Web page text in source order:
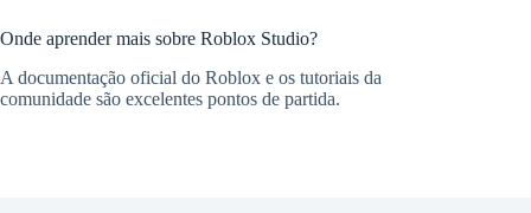
Onde aprender mais sobre Roblox Studio?
A documentação oficial do Roblox e os tutoriais da
comunidade são excelentes pontos de partida.